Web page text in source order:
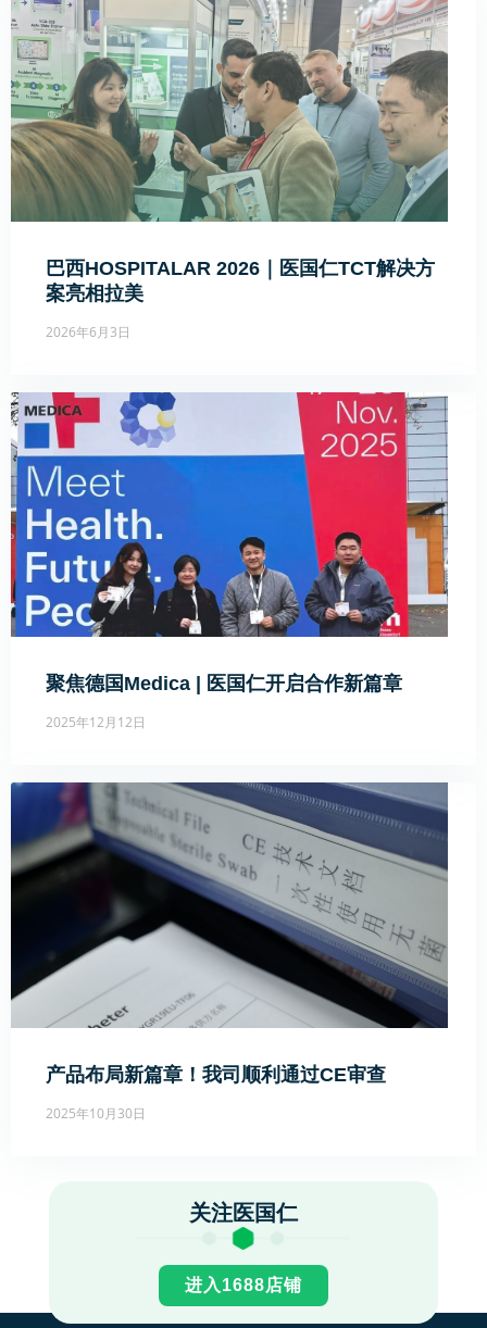
巴西HOSPITALAR 2026｜医国仁TCT解决方
案亮相拉美
2026年6月3日
聚焦德国Medica | 医国仁开启合作新篇章
2025年12月12日
产品布局新篇章！我司顺利通过CE审查
2025年10月30日
关注医国仁
进入1688店铺